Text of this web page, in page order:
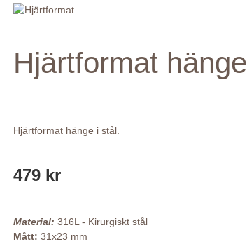
Hjärtformat hänge
Hjärtformat hänge i stål.
479 kr
Material: 316L - Kirurgiskt stål
Mått: 31x23 mm